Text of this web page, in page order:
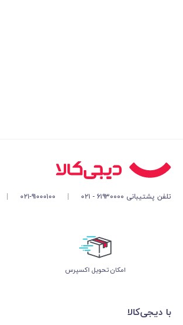
تلفن پشتیبانی ۶۱۹۳۰۰۰۰ - ۰۲۱ ۰۲۱-۹۱۰۰۰۱۰۰
اﻣﮑﺎن ﺗﺤﻮﯾﻞ اﮐﺴﭙﺮس
با دیجی‌کالا